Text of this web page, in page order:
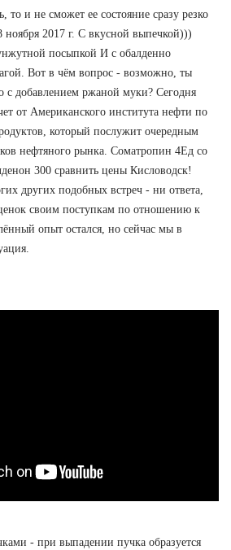
то и не сможет ее состояние сразу резко
ноября 2017 г. С вкусной выпечкой)))
посыпкой И с обалденно
Вот в чём вопрос - возможно, ты
с добавлением ржаной муки? Сегодня
от Американского института нефти по
который послужит очередным
нефтяного рынка. Cоматропин 4Ед со
300 сравнить цены Кисловодск!
других подобных встреч - ни ответа,
своим поступкам по отношению к
опыт остался, но сейчас мы в
- при выпадении пучка образуется